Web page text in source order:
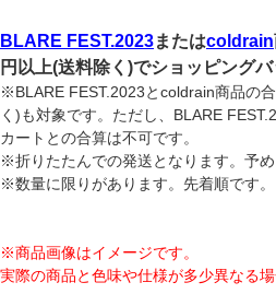
BLARE FEST.2023またはcoldrain
円以上(送料除く)でショッピング
※BLARE FEST.2023とcoldrain商品の
く)も対象です。ただし、BLARE
カートとの合算は不可です。
※折りたたんでの発送となります。予め
※数量に限りがあります。先着順です。
※商品画像はイメージです。
実際の商品と色味や仕様が多少異なる場